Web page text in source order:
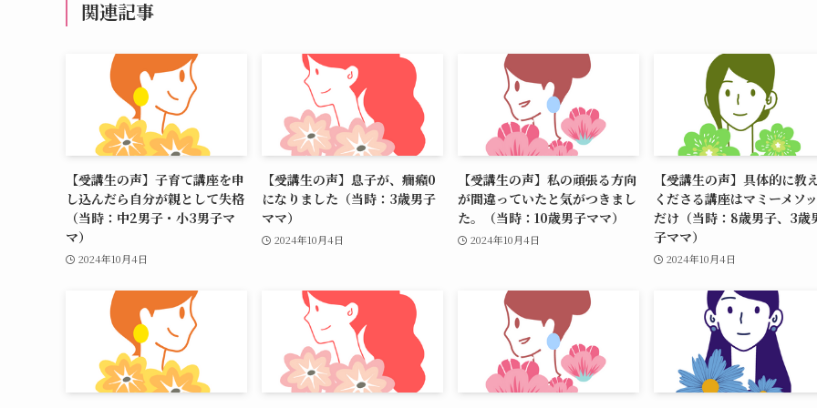
関連記事
【受講生の声】子育て講座を申
し込んだら自分が親として失格
（当時：中2男子・小3男子マ
マ）
2024年10月4日
【受講生の声】息子が、癇癪0
になりました（当時：3歳男子
ママ）
2024年10月4日
【受講生の声】私の頑張る方向
が間違っていたと気がつきまし
た。（当時：10歳男子ママ）
2024年10月4日
【受講生の声】具体的に教
くださる講座はマミーメソ
だけ（当時：8歳男子、3歳
子ママ）
2024年10月4日